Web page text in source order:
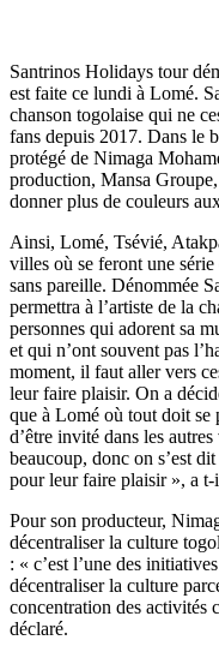
Santrinos Holidays tour
est faite ce lundi à Lomé.
chanson togolaise qui ne
fans depuis 2017. Dans le
protégé de Nimaga
production, Mansa
donner plus de couleurs
Ainsi, Lomé, Tsévié,
villes où se feront une
sans pareille. Dénommée
permettra à l’artiste de la
personnes qui adorent sa
et qui n’ont souvent pas
moment, il faut aller vers
leur faire plaisir. On a
que à Lomé où tout doit se
d’être invité dans les
beaucoup, donc on s’est
pour leur faire plaisir », a
Pour son producteur,
décentraliser la culture
: « c’est l’une des
décentraliser la culture
concentration des activités
déclaré.